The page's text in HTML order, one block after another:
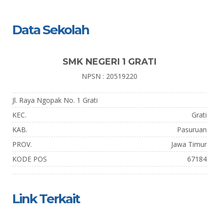
Data Sekolah
SMK NEGERI 1 GRATI
NPSN : 20519220
Jl. Raya Ngopak No. 1 Grati
KEC.
Grati
KAB.
Pasuruan
PROV.
Jawa Timur
KODE POS
67184
Link Terkait